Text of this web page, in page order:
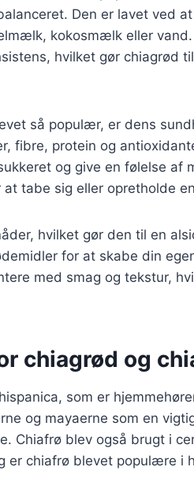
Den er lavet ved
kokosmælk eller vand.
hvilket gør chiagrød
så populær, er dens
fibre, protein og
og give en følelse af
tabe sig eller opretholde
hvilket gør den til en
for at skabe din
med smag og tekstur,
chiagrød og
som er
og mayaerne som en
Chiafrø blev også brugt i
er chiafrø blevet populære i